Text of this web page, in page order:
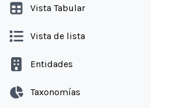
Vista Tabular
Vista de lista
Entidades
Taxonomías